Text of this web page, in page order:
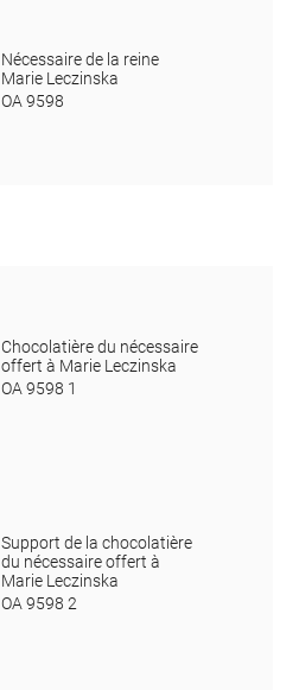
Nécessaire de la reine
Marie Leczinska
OA 9598
Chocolatière du nécessaire
offert à Marie Leczinska
OA 9598 1
Support de la chocolatière
du nécessaire offert à
Marie Leczinska
OA 9598 2